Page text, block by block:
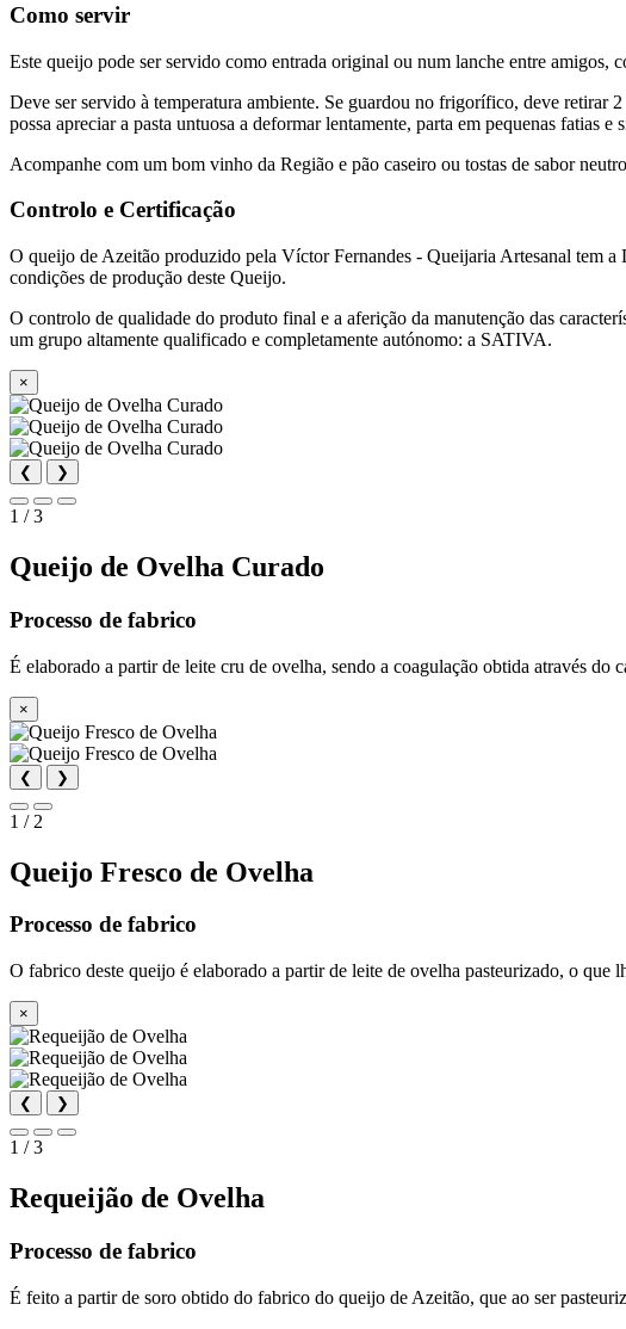
Como servir
Este queijo pode ser servido como entrada original ou num lanche entre amigos,
Deve ser servido à temperatura ambiente. Se guardou no frigorífico, deve retirar
possa apreciar a pasta untuosa a deformar lentamente, parta em pequenas fatias e
Acompanhe com um bom vinho da Região e pão caseiro ou tostas de sabor
Controlo e Certificação
O queijo de Azeitão produzido pela Víctor Fernandes - Queijaria Artesanal tem
condições de produção deste Queijo.
O controlo de qualidade do produto final e a aferição da manutenção das
um grupo altamente qualificado e completamente autónomo: a SATIVA.
×
❮ ❯
1 / 3
Queijo de Ovelha Curado
Processo de fabrico
É elaborado a partir de leite cru de ovelha, sendo a coagulação obtida através do
×
❮ ❯
1 / 2
Queijo Fresco de Ovelha
Processo de fabrico
O fabrico deste queijo é elaborado a partir de leite de ovelha pasteurizado, o que
×
❮ ❯
1 / 3
Requeijão de Ovelha
Processo de fabrico
É feito a partir de soro obtido do fabrico do queijo de Azeitão, que ao ser